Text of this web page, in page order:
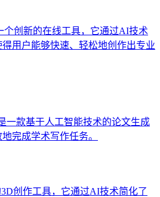
个创新的在线工具，它通过AI技术
用户能够快速、轻松地创作出专业
一款基于人工智能技术的论文生成
完成学术写作任务。
创作工具，它通过AI技术简化了